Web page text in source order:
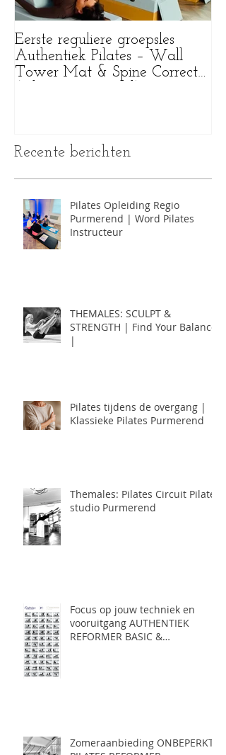
Eerste reguliere groepsles
Authentiek Pilates – Wall
Tower Mat & Spine Corrector
Recente berichten
Pilates Opleiding Regio
Purmerend | Word Pilates
Instructeur
THEMALES: SCULPT &
STRENGTH | Find Your Balance
|
Pilates tijdens de overgang |
Klassieke Pilates Purmerend
Themales: Pilates Circuit Pilates
studio Purmerend
Focus op jouw techniek en
vooruitgang AUTHENTIEK
REFORMER BASIC &
Zomeraanbieding ONBEPERKT